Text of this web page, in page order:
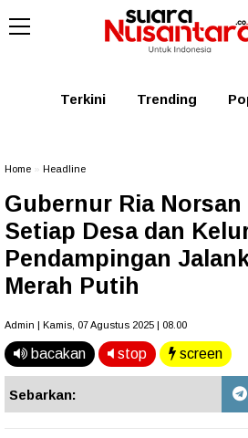
Kalbar Kalteng
Terkini Trending
Home Headline
Gubernur Ria Norsan
Setiap Desa dan
Pendampingan
Merah Putih
Admin | Kamis, 07 Agustus 2025 | 08.00
bacakan stop screen
Sebarkan: